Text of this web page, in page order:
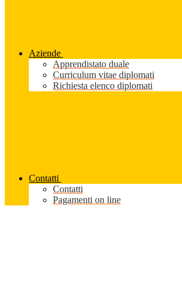
Aziende
Apprendistato duale
Curriculum vitae diplomati
Richiesta elenco diplomati
Contatti
Contatti
Pagamenti on line